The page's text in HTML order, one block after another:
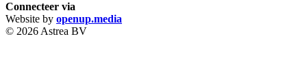
Connecteer via
Website by openup.media
© 2026 Astrea BV